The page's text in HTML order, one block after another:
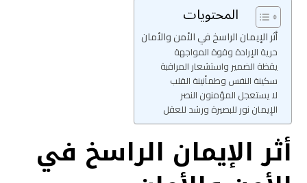
المحتويات
أثر الإيمان الراسخ في الأمن والأمان
حرية الإرادة وقوة المواجهة
يقظة الضمير واستشعار المراقبة
سكينة النفس وطمأنينة القلب
لا يستعجل المؤمنون النصر
الإيمان نور للبصيرة ورشد للعقل
أثر الإيمان الراسخ في